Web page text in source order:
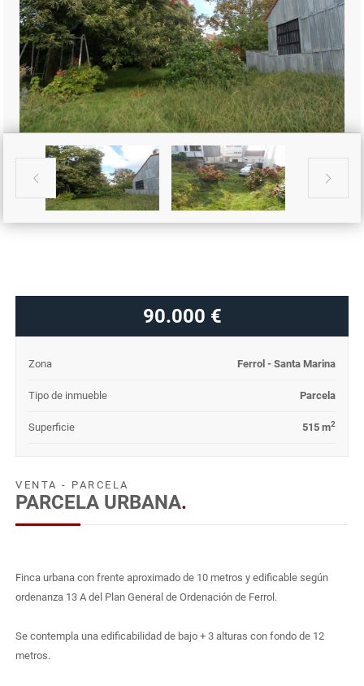
 
VENTA - PARCELA
PARCELA URBANA.
Finca urbana con frente aproximado de 10 metros y edificable según
ordenanza 13 A del Plan General de Ordenación de Ferrol.
Se contempla una edificabilidad de bajo + 3 alturas con fondo de 12
metros.
90.000 €
Zona Ferrol - Santa Marina
Tipo de inmueble Parcela
Superficie 515 m2